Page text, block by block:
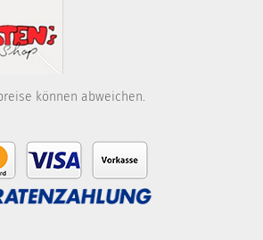
können abweichen.